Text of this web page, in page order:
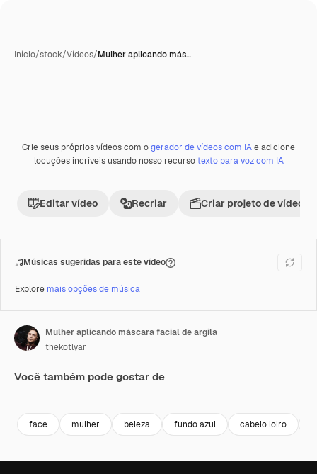
Início/stock/Vídeos/Mulher aplicando más…
Premium
Crie seus próprios vídeos com ogerador de vídeos com IAe adicione
locuções incríveis usando nosso recursotexto para voz com IA
Editar vídeo Recriar Criar projeto de vídeo
Músicas sugeridas para este vídeo
Explore mais opções de música
Mulher aplicando máscara facial de argila
thekotlyar
Você também pode gostar de
face mulher beleza fundo azul cabelo loiro